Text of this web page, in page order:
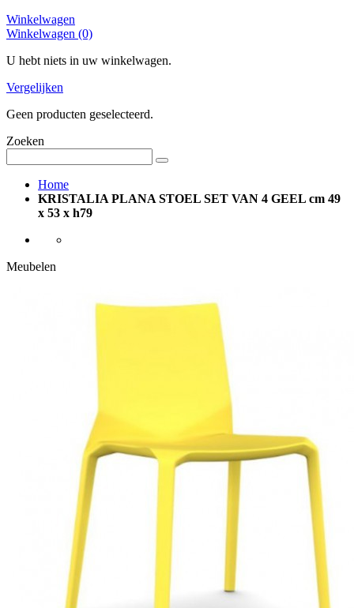
Winkelwagen
Winkelwagen (0)
U hebt niets in uw winkelwagen.
Vergelijken
Geen producten geselecteerd.
Zoeken
Home
KRISTALIA PLANA STOEL SET VAN 4 GEEL cm 49
x 53 x h79
Meubelen